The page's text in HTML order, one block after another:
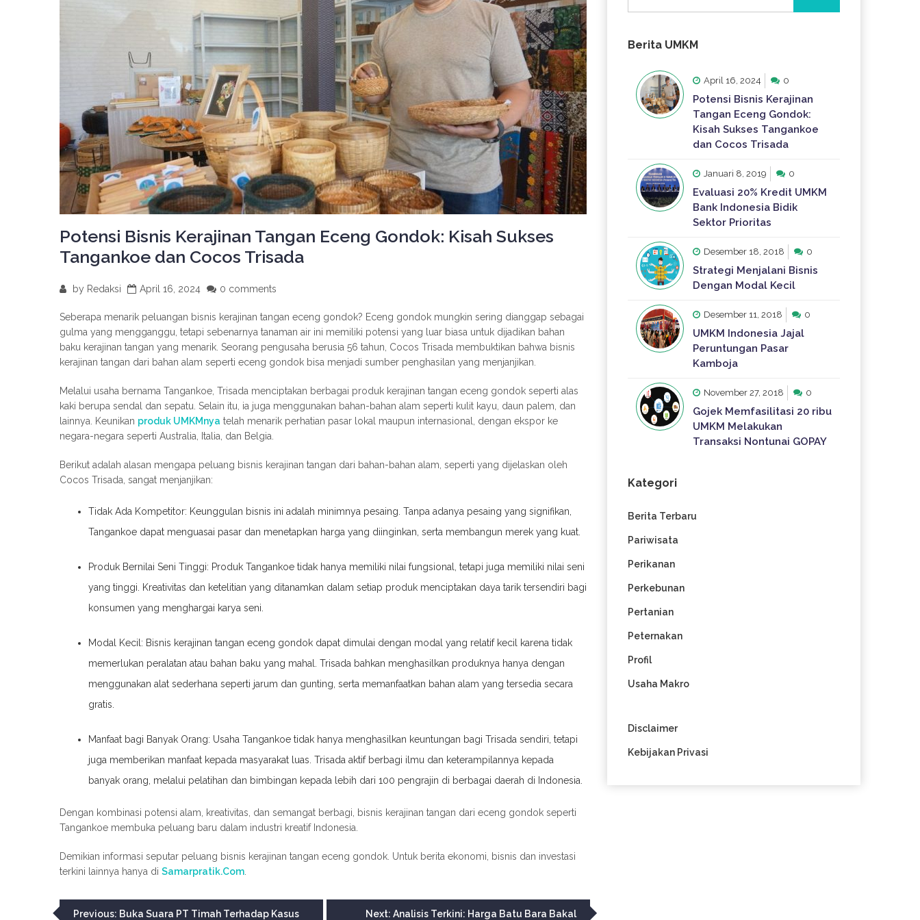
Potensi Bisnis Kerajinan Tangan Eceng Gondok: Kisah Sukses
Tangankoe dan Cocos Trisada
by Redaksi April 16, 2024 0 comments
Seberapa menarik peluangan bisnis kerajinan tangan eceng gondok? Eceng gondok mungkin sering dianggap sebagai
gulma yang mengganggu, tetapi sebenarnya tanaman air ini memiliki potensi yang luar biasa untuk dijadikan bahan
baku kerajinan tangan yang menarik. Seorang pengusaha berusia 56 tahun, Cocos Trisada membuktikan bahwa bisnis
kerajinan tangan dari bahan alam seperti eceng gondok bisa menjadi sumber penghasilan yang menjanjikan.
Melalui usaha bernama Tangankoe, Trisada menciptakan berbagai produk kerajinan tangan eceng gondok seperti alas
kaki berupa sendal dan sepatu. Selain itu, ia juga menggunakan bahan-bahan alam seperti kulit kayu, daun palem, dan
lainnya. Keunikan produk UMKMnya telah menarik perhatian pasar lokal maupun internasional, dengan ekspor ke
negara-negara seperti Australia, Italia, dan Belgia.
Berikut adalah alasan mengapa peluang bisnis kerajinan tangan dari bahan-bahan alam, seperti yang dijelaskan oleh
Cocos Trisada, sangat menjanjikan:
Tidak Ada Kompetitor: Keunggulan bisnis ini adalah minimnya pesaing. Tanpa adanya pesaing yang signifikan,
Tangankoe dapat menguasai pasar dan menetapkan harga yang diinginkan, serta membangun merek yang kuat.
Produk Bernilai Seni Tinggi: Produk Tangankoe tidak hanya memiliki nilai fungsional, tetapi juga memiliki nilai seni
yang tinggi. Kreativitas dan ketelitian yang ditanamkan dalam setiap produk menciptakan daya tarik tersendiri bagi
konsumen yang menghargai karya seni.
Modal Kecil: Bisnis kerajinan tangan eceng gondok dapat dimulai dengan modal yang relatif kecil karena tidak
memerlukan peralatan atau bahan baku yang mahal. Trisada bahkan menghasilkan produknya hanya dengan
menggunakan alat sederhana seperti jarum dan gunting, serta memanfaatkan bahan alam yang tersedia secara
gratis.
Manfaat bagi Banyak Orang: Usaha Tangankoe tidak hanya menghasilkan keuntungan bagi Trisada sendiri, tetapi
juga memberikan manfaat kepada masyarakat luas. Trisada aktif berbagi ilmu dan keterampilannya kepada
banyak orang, melalui pelatihan dan bimbingan kepada lebih dari 100 pengrajin di berbagai daerah di Indonesia.
Dengan kombinasi potensi alam, kreativitas, dan semangat berbagi, bisnis kerajinan tangan dari eceng gondok seperti
Tangankoe membuka peluang baru dalam industri kreatif Indonesia.
Demikian informasi seputar peluang bisnis kerajinan tangan eceng gondok. Untuk berita ekonomi, bisnis dan investasi
terkini lainnya hanya di Samarpratik.Com
Navigasi
Previous: Buka Suara PT Timah Terhadap Kasus Next: Analisis Terkini: Harga Batu Bara Bakal
Berita UMKM
April 16, 2024 0
Potensi Bisnis Kerajinan
Tangan Eceng Gondok:
Kisah Sukses Tangankoe
dan Cocos Trisada
Januari 8, 2019 0
Evaluasi 20% Kredit UMKM
Bank Indonesia Bidik
Sektor Prioritas
Desember 18, 2018 0
Strategi Menjalani Bisnis
Dengan Modal Kecil
Desember 11, 2018 0
UMKM Indonesia Jajal
Peruntungan Pasar
Kamboja
November 27, 2018 0
Gojek Memfasilitasi 20 ribu
UMKM Melakukan
Transaksi Nontunai GOPAY
Kategori
Berita Terbaru
Pariwisata
Perikanan
Perkebunan
Pertanian
Peternakan
Profil
Usaha Makro
Disclaimer
Kebijakan Privasi